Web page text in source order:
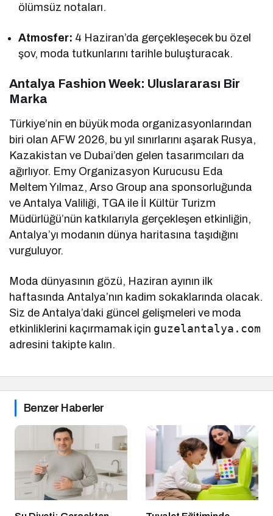
ölümsüz notaları.
Atmosfer: 4 Haziran’da gerçekleşecek bu özel
şov, moda tutkunlarını tarihle buluşturacak.
Antalya Fashion Week: Uluslararası Bir
Marka
Türkiye’nin en büyük moda organizasyonlarından
biri olan AFW 2026, bu yıl sınırlarını aşarak Rusya,
Kazakistan ve Dubai’den gelen tasarımcıları da
ağırlıyor. Emy Organizasyon Kurucusu Eda
Meltem Yılmaz, Arso Group ana sponsorluğunda
ve Antalya Valiliği, TGA ile İl Kültür Turizm
Müdürlüğü’nün katkılarıyla gerçekleşen etkinliğin,
Antalya’yı modanın dünya haritasına taşıdığını
vurguluyor.
Moda dünyasının gözü, Haziran ayının ilk
haftasında Antalya’nın kadim sokaklarında olacak.
Siz de Antalya’daki güncel gelişmeleri ve moda
etkinliklerini kaçırmamak için guzelantalya.com
adresini takipte kalın.
Benzer Haberler